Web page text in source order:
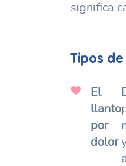
significa
Tipos
El
llanto
por
dolor